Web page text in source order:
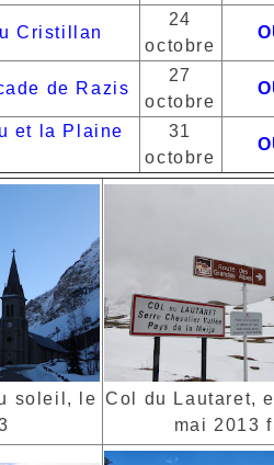
Cristillan
24
octobre
de Razis
27
octobre
et la Plaine
31
octobre
soleil, le Col du Lautaret,
mai 2013